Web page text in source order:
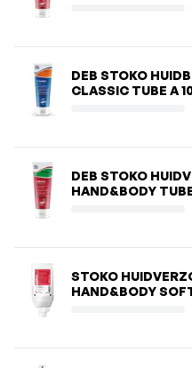
DEB STOKO
CLASSIC TUBE A
DEB STOKO
HAND&BODY
STOKO
HAND&BODY